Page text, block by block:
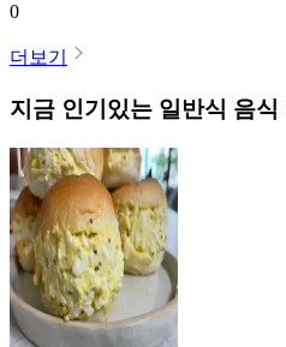
0
더보기
지금 인기있는 일반식 음식